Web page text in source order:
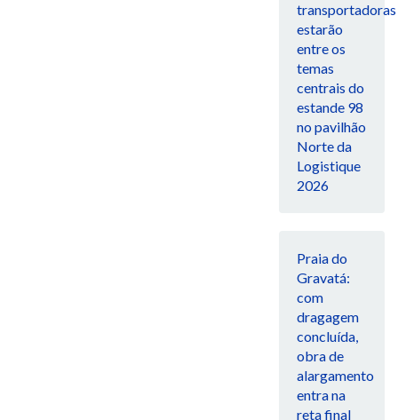
transportadoras
estarão
entre os
temas
centrais do
estande 98
no pavilhão
Norte da
Logistique
2026
Praia do
Gravatá:
com
dragagem
concluída,
obra de
alargamento
entra na
reta final